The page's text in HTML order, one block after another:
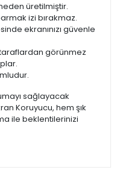
üretilmiştir.
izi bırakmaz.
ekranınızı güvenle
görünmez
sağlayacak
Koruyucu, hem şık
ile beklentilerinizi